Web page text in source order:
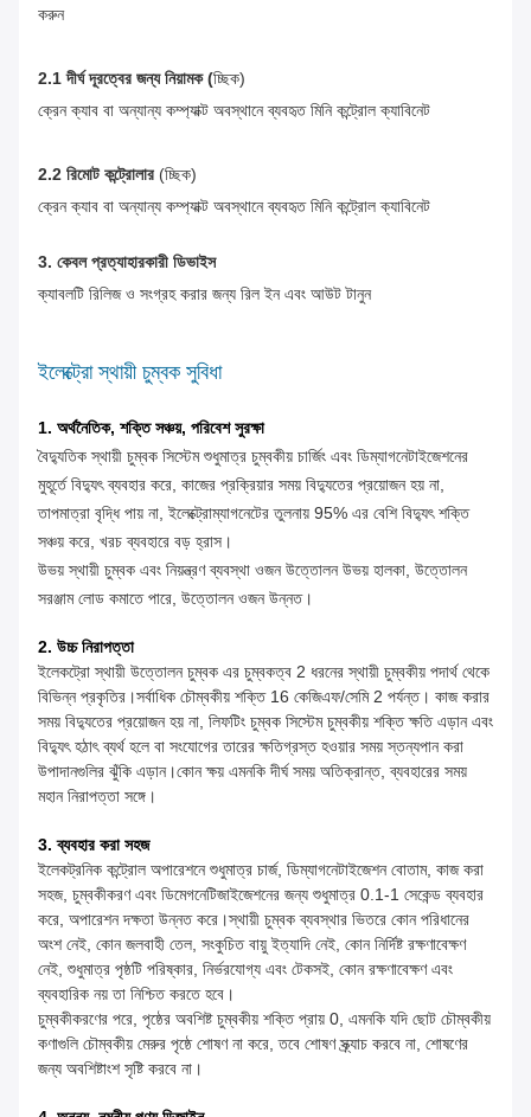
করুন
2.1 দীর্ঘ দূরত্বের জন্য নিয়ামক (চ্ছিক)
ক্রেন ক্যাব বা অন্যান্য কম্প্যাক্ট অবস্থানে ব্যবহৃত মিনি কন্ট্রোল ক্যাবিনেট
2.2 রিমোট কন্ট্রোলার (চ্ছিক)
ক্রেন ক্যাব বা অন্যান্য কম্প্যাক্ট অবস্থানে ব্যবহৃত মিনি কন্ট্রোল ক্যাবিনেট
3. কেবল প্রত্যাহারকারী ডিভাইস
ক্যাবলটি রিলিজ ও সংগ্রহ করার জন্য রিল ইন এবং আউট টানুন
ইলেক্ট্রো স্থায়ী চুম্বক সুবিধা
1. অর্থনৈতিক, শক্তি সঞ্চয়, পরিবেশ সুরক্ষা
বৈদ্যুতিক স্থায়ী চুম্বক সিস্টেম শুধুমাত্র চুম্বকীয় চার্জিং এবং ডিম্যাগনেটাইজেশনের
মুহূর্তে বিদ্যুৎ ব্যবহার করে, কাজের প্রক্রিয়ার সময় বিদ্যুতের প্রয়োজন হয় না,
তাপমাত্রা বৃদ্ধি পায় না, ইলেক্ট্রোম্যাগনেটের তুলনায় 95% এর বেশি বিদ্যুৎ শক্তি
সঞ্চয় করে, খরচ ব্যবহারে বড় হ্রাস।
উভয় স্থায়ী চুম্বক এবং নিয়ন্ত্রণ ব্যবস্থা ওজন উত্তোলন উভয় হালকা, উত্তোলন
সরঞ্জাম লোড কমাতে পারে, উত্তোলন ওজন উন্নত।
2. উচ্চ নিরাপত্তা
ইলেকট্রো স্থায়ী উত্তোলন চুম্বক এর চুম্বকত্ব 2 ধরনের স্থায়ী চুম্বকীয় পদার্থ থেকে
বিভিন্ন প্রকৃতির।সর্বাধিক চৌম্বকীয় শক্তি 16 কেজিএফ/সেমি 2 পর্যন্ত। কাজ করার
সময় বিদ্যুতের প্রয়োজন হয় না, লিফটিং চুম্বক সিস্টেম চুম্বকীয় শক্তি ক্ষতি এড়ান এবং
বিদ্যুৎ হঠাৎ ব্যর্থ হলে বা সংযোগের তারের ক্ষতিগ্রস্ত হওয়ার সময় স্তন্যপান করা
উপাদানগুলির ঝুঁকি এড়ান।কোন ক্ষয় এমনকি দীর্ঘ সময় অতিক্রান্ত, ব্যবহারের সময়
মহান নিরাপত্তা সঙ্গে।
3. ব্যবহার করা সহজ
ইলেকট্রনিক কন্ট্রোল অপারেশনে শুধুমাত্র চার্জ, ডিম্যাগনেটাইজেশন বোতাম, কাজ করা
সহজ, চুম্বকীকরণ এবং ডিমেগনেটিজাইজেশনের জন্য শুধুমাত্র 0.1-1 সেকেন্ড ব্যবহার
করে, অপারেশন দক্ষতা উন্নত করে।স্থায়ী চুম্বক ব্যবস্থার ভিতরে কোন পরিধানের
অংশ নেই, কোন জলবাহী তেল, সংকুচিত বায়ু ইত্যাদি নেই, কোন নির্দিষ্ট রক্ষণাবেক্ষণ
নেই, শুধুমাত্র পৃষ্ঠটি পরিষ্কার, নির্ভরযোগ্য এবং টেকসই, কোন রক্ষণাবেক্ষণ এবং
ব্যবহারিক নয় তা নিশ্চিত করতে হবে।
চুম্বকীকরণের পরে, পৃষ্ঠের অবশিষ্ট চুম্বকীয় শক্তি প্রায় 0, এমনকি যদি ছোট চৌম্বকীয়
কণাগুলি চৌম্বকীয় মেরুর পৃষ্ঠে শোষণ না করে, তবে শোষণ স্ক্র্যাচ করবে না, শোষণের
জন্য অবশিষ্টাংশ সৃষ্টি করবে না।